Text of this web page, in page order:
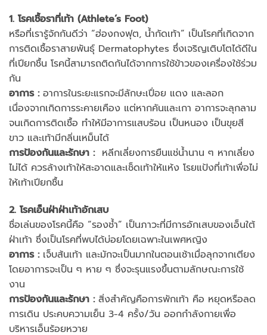
1. โรคเชื้อราที่เท้า (Athlete’s Foot)
หรือที่เรารู้จักกันดีว่า “ฮ่องกงฟุต, น้ำกัดเท้า” เป็นโรคที่เกิดจาก
การติดเชื้อราสายพันธุ์ Dermatophytes ซึ่งเจริญเติบโตได้ดีใน
ที่เปียกชื้น โรคนี้สามารถติดกันได้จากการใช้ข้าวของเครื่องใช้ร่วม
กัน
อาการ :อาการในระยะแรกจะมีลักษะเปื่อย แดง และลอก
เนื่องจากเกิดการระคายเคือง แต่หากคันและเกา อาการจะลุกลาม
จนเกิดการติดเชื้อ ทำให้มีอาการแสบร้อน เป็นหนอง เป็นขุยสี
ขาว และเท้ามีกลิ่นเหม็นได้
การป้องกันและรักษา :หลีกเลี่ยงการยืนแช่น้ำนาน ๆ หากเลี่ยง
ไม่ได้ ควรล้างเท้าให้สะอาดและเช็ดเท้าให้แห้ง โรยแป้งที่เท้าเพื่อไม่
ให้เท้าเปียกชื้น
2. โรคเอ็นฝ่าฝ่าเท้าอักเสบ
ชื่อเล่นของโรคนี้คือ “รองช้ำ” เป็นภาวะที่มีการอักเสบของเอ็นใต้
ฝ่าเท้า ซึ่งเป็นโรคที่พบได้บ่อยโดยเฉพาะในเพศหญิง
อาการ :เจ็บส้นเท้า และมักจะเป็นมากในตอนเช้าเมื่อลุกจากเตียง
โดยอาการจะเป็น ๆ หาย ๆ ซึ่งจะรุนแรงขึ้นตามลักษณะการใช้
งาน
การป้องกันและรักษา :สิ่งสำคัญคือการพักเท้า คือ หยุดหรือลด
การเดิน ประคบความเย็น 3-4 ครั้ง/วัน ออกกำลังกายเพื่อ
บริหารเอ็นร้อยหวาย